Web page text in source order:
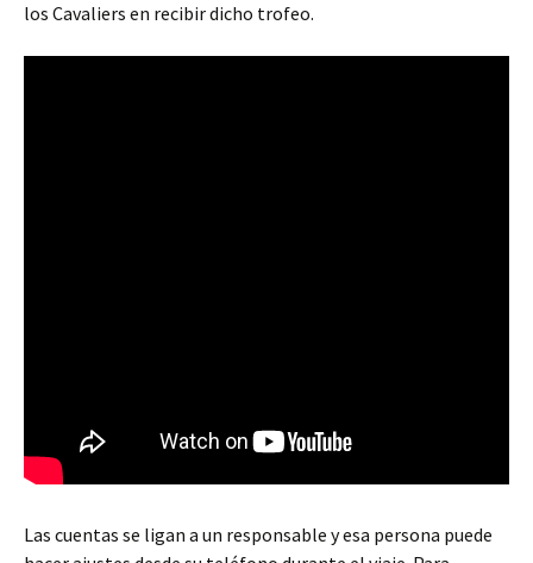
los Cavaliers en recibir dicho trofeo.
Las cuentas se ligan a un responsable y esa persona puede